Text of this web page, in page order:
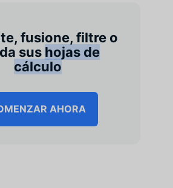
fusione, filtre o
sus hojas de
cálculo
AHORA